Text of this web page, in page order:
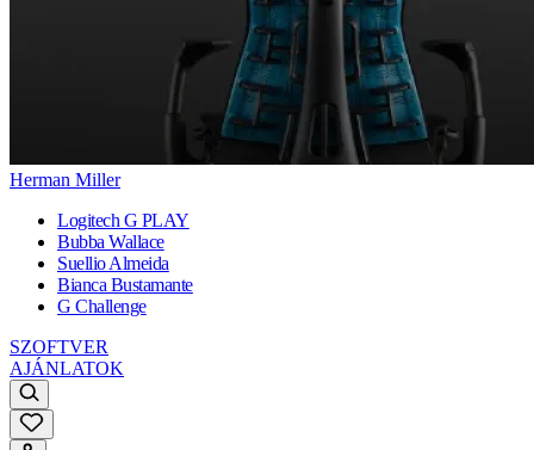
Herman Miller
Logitech G PLAY
Bubba Wallace
Suellio Almeida
Bianca Bustamante
G Challenge
SZOFTVER
AJÁNLATOK